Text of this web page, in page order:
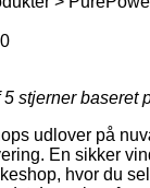
5 stjerner baseret
udlover på
En sikker
hvor du